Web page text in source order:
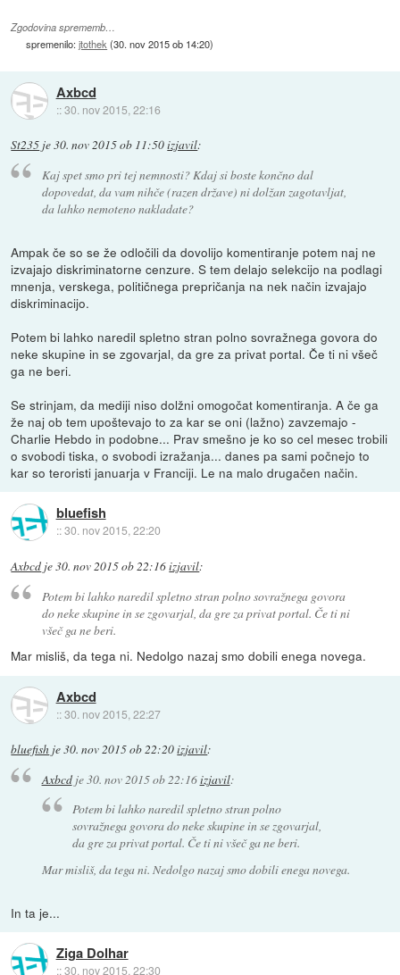
Zgodovina sprememb…
spremenilo:jtothek (30. nov 2015 ob 14:20)
Axbcd
::30. nov 2015, 22:16
St235 je30. nov 2015 ob 11:50izjavil:
Kaj spet smo pri tej nemnosti? Kdaj si boste končno dal
dopovedat, da vam nihče (razen države) ni dolžan zagotavljat,
da lahko nemoteno nakladate?
Ampak če so se že odločili da dovolijo komentiranje potem naj ne
izvajajo diskriminatorne cenzure. S tem delajo selekcijo na podlagi
mnenja, verskega, političnega prepričanja na nek način izvajajo
diskriminacijo.
Potem bi lahko naredil spletno stran polno sovražnega govora do
neke skupine in se zgovarjal, da gre za privat portal. Če ti ni všeč
ga ne beri.
Se strinjam, da mediji niso dolžni omogočat komentiranja. A če ga
že naj ob tem upoštevajo to za kar se oni (lažno) zavzemajo -
Charlie Hebdo in podobne... Prav smešno je ko so cel mesec trobili
o svobodi tiska, o svobodi izražanja... danes pa sami počnejo to
kar so teroristi januarja v Franciji. Le na malo drugačen način.
bluefish
::30. nov 2015, 22:20
Axbcd je30. nov 2015 ob 22:16izjavil:
Potem bi lahko naredil spletno stran polno sovražnega govora
do neke skupine in se zgovarjal, da gre za privat portal. Če ti ni
všeč ga ne beri.
Mar misliš, da tega ni. Nedolgo nazaj smo dobili enega novega.
Axbcd
::30. nov 2015, 22:27
bluefish je30. nov 2015 ob 22:20izjavil:
Axbcdje30. nov 2015 ob 22:16izjavil:
Potem bi lahko naredil spletno stran polno
sovražnega govora do neke skupine in se zgovarjal,
da gre za privat portal. Če ti ni všeč ga ne beri.
Mar misliš, da tega ni. Nedolgo nazaj smo dobili enega novega.
In ta je...
Ziga Dolhar
::30. nov 2015, 22:30